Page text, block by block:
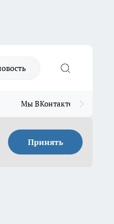
Мы ВКонтакте
Принять